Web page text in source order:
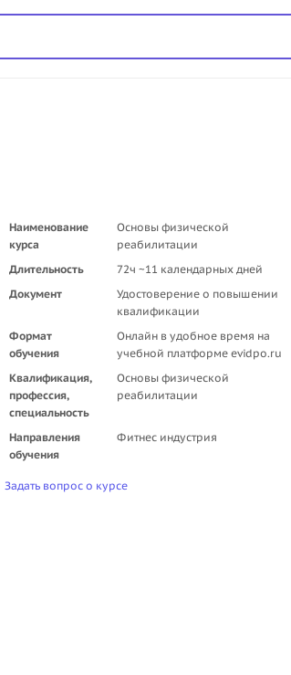
Наименование
курса
Основы физической
реабилитации
Длительность
72ч ~11 календарных дней
Документ
Удостоверение о повышении
квалификации
Формат
обучения
Онлайн в удобное время на
учебной платформе evidpo.ru
Квалификация,
профессия,
специальность
Основы физической
реабилитации
Направления
обучения
Фитнес индустрия
Задать вопрос о курсе